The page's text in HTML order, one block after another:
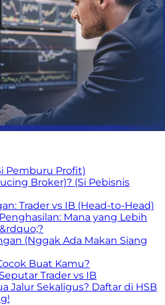
Pemburu Profit)
Broker)? (Si Pebisnis
Trader vs IB (Head-to-Head)
Mana yang Lebih
(Nggak Ada Makan Siang
Buat Kamu?
Trader vs IB
Jalur Sekaligus? Daftar di HSB